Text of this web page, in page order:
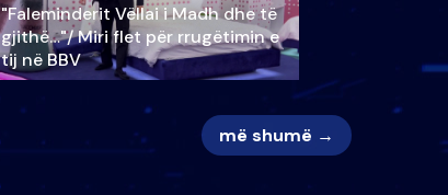
"Faleminderit Vëllai i Madh dhe të
gjithë…"/ Miri flet për rrugëtimin e
tij në BBV
më shumë →